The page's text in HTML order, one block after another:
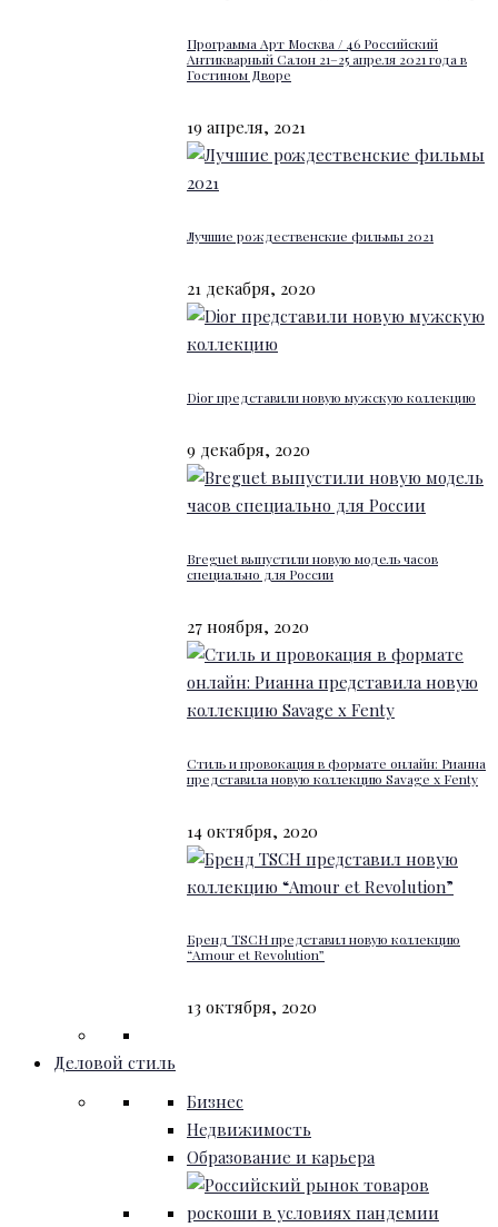
Программа Арт Москва / 46 Российский
Антикварный Салон 21–25 апреля 2021 года в
Гостином Дворе
19 апреля, 2021
Лучшие рождественские фильмы 2021
21 декабря, 2020
Dior представили новую мужскую коллекцию
9 декабря, 2020
Breguet выпустили новую модель часов
специально для России
27 ноября, 2020
Стиль и провокация в формате онлайн: Рианна
представила новую коллекцию Savage x Fenty
14 октября, 2020
Бренд TSCH представил новую коллекцию
“Amour et Revolution”
13 октября, 2020
Деловой стиль
Бизнес
Недвижимость
Образование и карьера